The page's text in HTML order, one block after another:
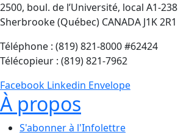
2500, boul. de l’Université, local A1-238
Sherbrooke (Québec) CANADA J1K 2R1
Téléphone : (819) 821-8000 #62424
Télécopieur : (819) 821-7962
Facebook Linkedin Envelope
À propos
S'abonner à l'Infolettre